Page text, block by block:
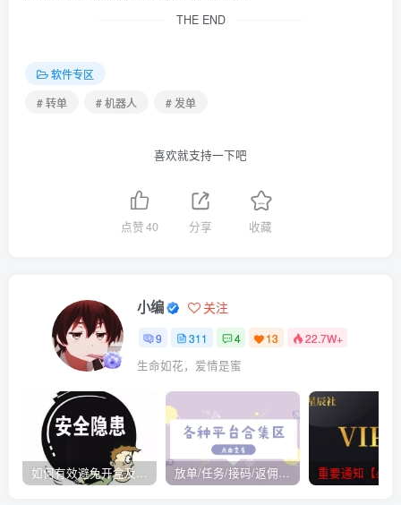
THE END
软件专区
# 转单
# 机器人 # 发单
喜欢就支持一下吧
点赞40 分享 收藏
小编 关注
9 311 4 13 22.7W+
生命如花，爱情是蜜
如何有效避免开盒及开盒流程 放单/任务/接码/返佣/平台/合集 重要通知【必